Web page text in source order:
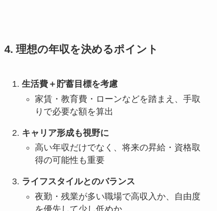
4. 理想の年収を決めるポイント
生活費＋貯蓄目標を考慮
家賃・教育費・ローンなどを踏まえ、手取
りで必要な額を算出
キャリア形成も視野に
高い年収だけでなく、将来の昇給・資格取
得の可能性も重要
ライフスタイルとのバランス
夜勤・残業が多い職場で高収入か、自由度
を優先して少し低めか